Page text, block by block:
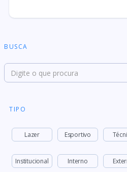
BUSCA
TIPO
Lazer Esportivo
Institucional Interno